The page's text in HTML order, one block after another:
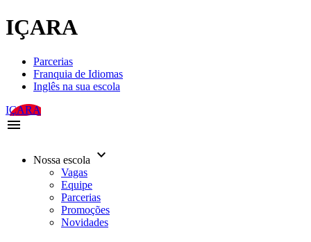
IÇARA
Parcerias
Franquia de Idiomas
Inglês na sua escola
IÇARA
menu
Nossa escola keyboard_arrow_down
Vagas
Equipe
Parcerias
Promoções
Novidades